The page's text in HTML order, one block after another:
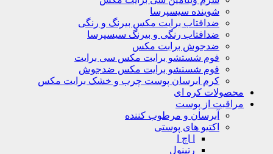
شوینده سیسپرسا
ضدافتاب برایت مکس بیرنگ و رنگی
ضدافتاب رنگی و بیرنگ سیسپرسا
ضدجوش برابت مکس
فوم شستشو برایت مکس سی برایت
فوم شستشو برایت مکس ضدجوش
کرم ابرسان پوست چرب و خشک برایت مکس
کره ای
از پوست
آبرسان و مرطوب کننده
اکتیو های پوستی